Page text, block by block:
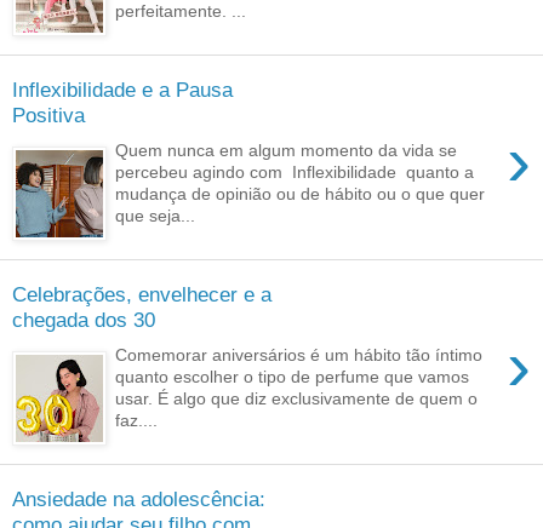
perfeitamente. ...
Inflexibilidade e a Pausa
Positiva
›
Quem nunca em algum momento da vida se
percebeu agindo com Inflexibilidade quanto a
mudança de opinião ou de hábito ou o que quer
que seja...
Celebrações, envelhecer e a
chegada dos 30
›
Comemorar aniversários é um hábito tão íntimo
quanto escolher o tipo de perfume que vamos
usar. É algo que diz exclusivamente de quem o
faz....
Ansiedade na adolescência: